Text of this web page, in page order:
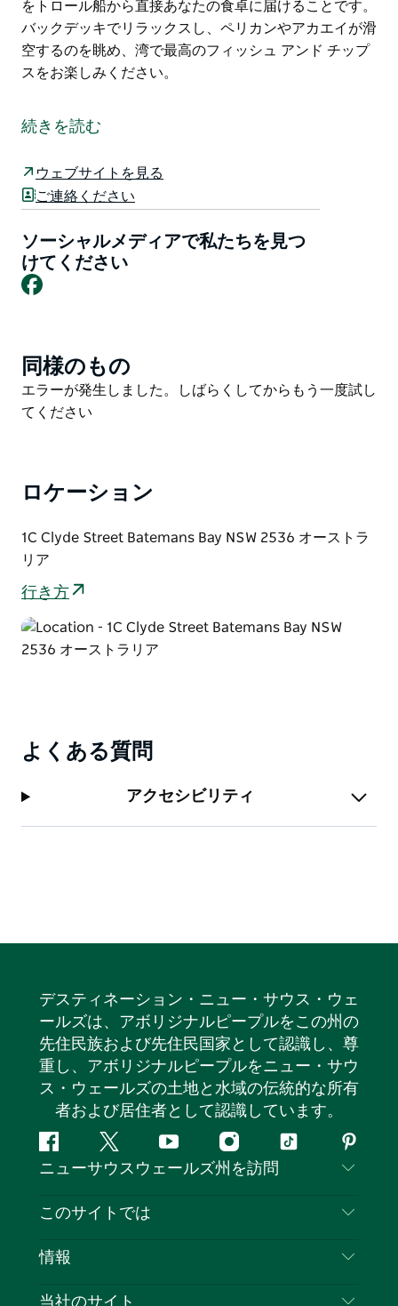
をトロール船から直接あなたの食卓に届けることです。
バックデッキでリラックスし、ペリカンやアカエイが滑
空するのを眺め、湾で最高のフィッシュ アンド チップ
スをお楽しみください。
営業してきました。彼らの目標は、新鮮な地元の魚介類
をトロール船から直接あなたの食卓に届けることです。
バックデッキでリラックスし、ペリカンやアカエイが滑
空するのを眺め、湾で最高のフィッシュ アンド チップ
続きを読む
ウェブサイトを見る
ご連絡ください
ソーシャルメディアで私たちを見つ
けてください
Facebook
Product
List
同様のもの
Product
List
エラーが発生しました。しばらくしてからもう一度試し
てください
ロケーション
1C Clyde Street Batemans Bay NSW 2536 オーストラ
リア
行き方
よくある質問
アクセシビリティ
デスティネーション・ニュー・サウス・ウェ
ールズは、アボリジナルピープルをこの州の
先住民族および先住民国家として認識し、尊
重し、アボリジナルピープルをニュー・サウ
ス・ウェールズの土地と水域の伝統的な所有
者および居住者として認識しています。
フ
ェ
ス
ッ
ツ
イ
タ
ユ
ー
イ
ン
テ
ピ
ン
レ
ト
ニューサウスウェールズ州を訪問
お問い合わせ
このサイトでは
目的地
情報
旅行情報
当社のサイト